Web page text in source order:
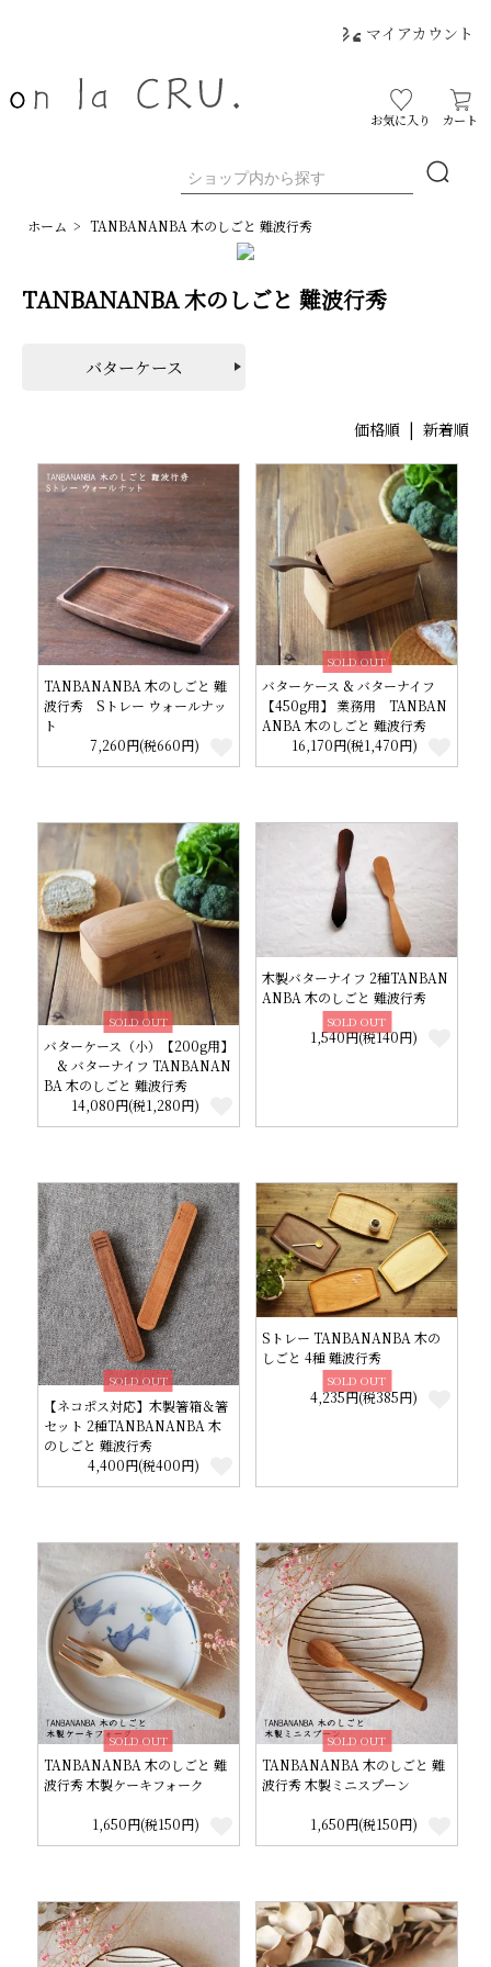
マイアカウント
お気に入り カート
ホーム > TANBANANBA 木のしごと 難波行秀
TANBANANBA 木のしごと 難波行秀
バターケース
価格順 | 新着順
TANBANANBA 木のしごと 難
波行秀 Sトレー ウォールナッ
ト
7,260円(税660円)
SOLD OUT
バターケース & バターナイフ
【450g用】 業務用 TANBAN
ANBA 木のしごと 難波行秀
16,170円(税1,470円)
SOLD OUT
バターケース（小）【200g用】
& バターナイフ TANBANAN
BA 木のしごと 難波行秀
14,080円(税1,280円)
SOLD OUT
木製バターナイフ 2種TANBAN
ANBA 木のしごと 難波行秀
1,540円(税140円)
SOLD OUT
【ネコポス対応】木製箸箱＆箸
セット 2種TANBANANBA 木
のしごと 難波行秀
4,400円(税400円)
SOLD OUT
Sトレー TANBANANBA 木の
しごと 4種 難波行秀
4,235円(税385円)
SOLD OUT
TANBANANBA 木のしごと 難
波行秀 木製ケーキフォーク
1,650円(税150円)
SOLD OUT
TANBANANBA 木のしごと 難
波行秀 木製ミニスプーン
1,650円(税150円)